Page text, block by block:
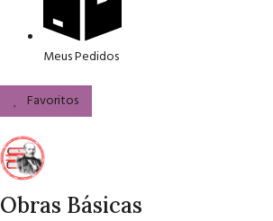
Meus Pedidos
Favoritos
Obras Básicas